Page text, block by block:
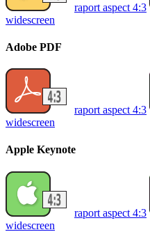
raport aspect 4:3
widescreen
Adobe PDF
raport aspect 4:3
widescreen
Apple Keynote
raport aspect 4:3
widescreen